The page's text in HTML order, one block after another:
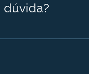
dúvida?